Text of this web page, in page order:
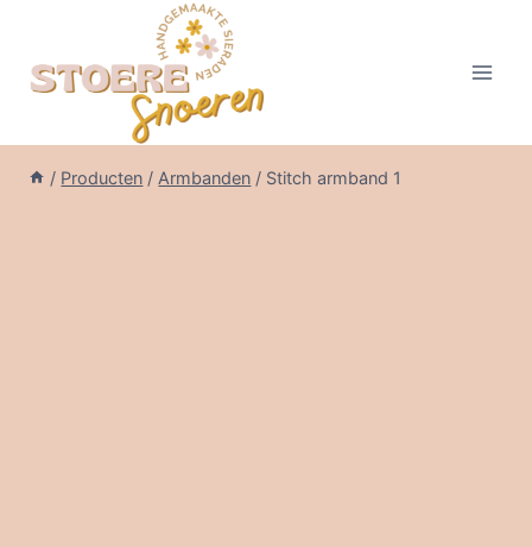
inhoud
/ Producten / Armbanden / Stitch armband 1